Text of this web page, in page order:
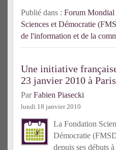
Publié dans : Forum Mondial
Sciences et Démocratie
de l'information et de la
Une initiative
23 janvier 2010 à Paris
ParFabien Piasecki
lundi 18 janvier 2010
La Fondation
Démocratie
depuis ses débuts